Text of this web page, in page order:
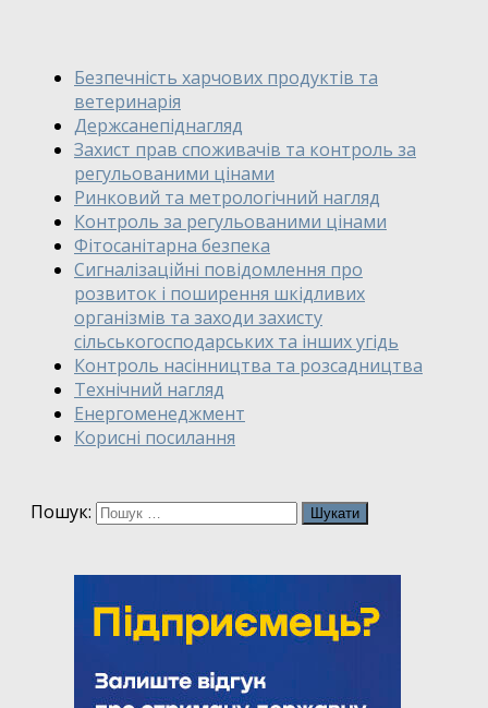
Безпечність харчових продуктів та
ветеринарія
Держсанепіднагляд
Захист прав споживачів та контроль за
регульованими цінами
Ринковий та метрологічний нагляд
Контроль за регульованими цінами
Фітосанітарна безпека
Сигналізаційні повідомлення про
розвиток і поширення шкідливих
організмів та заходи захисту
сільськогосподарських та інших угідь
Контроль насінництва та розсадництва
Технічний нагляд
Енергоменеджмент
Корисні посилання
Пошук: